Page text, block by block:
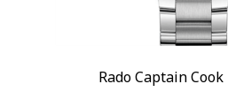
Rado Captain Cook